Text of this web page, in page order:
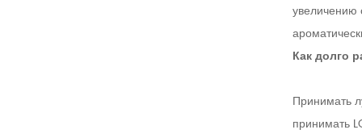
увеличению
Как долго
Принимать
принимать